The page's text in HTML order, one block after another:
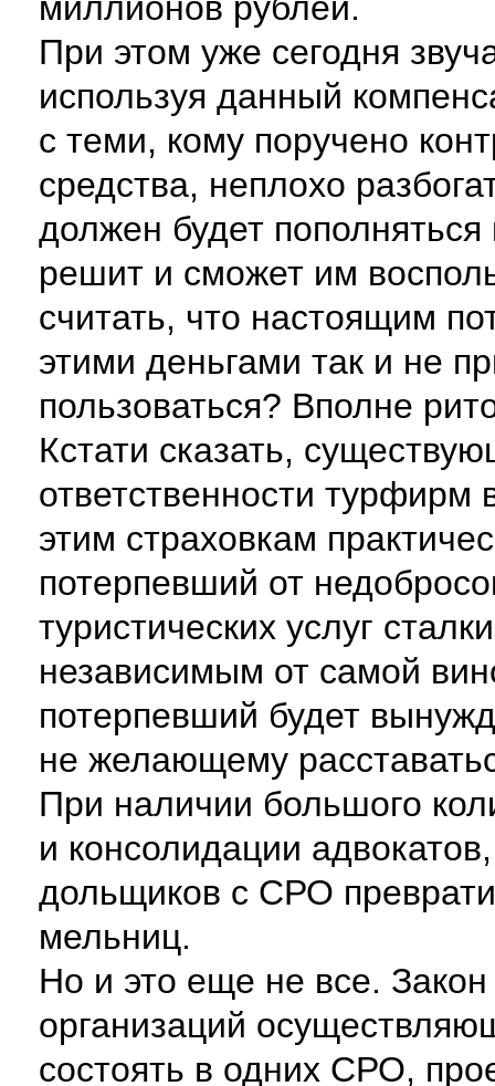
миллионов рублей.
При этом уже сегодня
используя данный
с теми, кому поручено
средства, неплохо
должен будет пополняться
решит и сможет им
считать, что настоящим
этими деньгами так и не
пользоваться? Вполне
Кстати сказать,
ответственности турфирм
этим страховкам
потерпевший от
туристических услуг
независимым от самой
потерпевший будет
не желающему
При наличии большого
и консолидации
дольщиков с СРО
мельниц.
Но и это еще не все.
организаций
состоять в одних СРО,